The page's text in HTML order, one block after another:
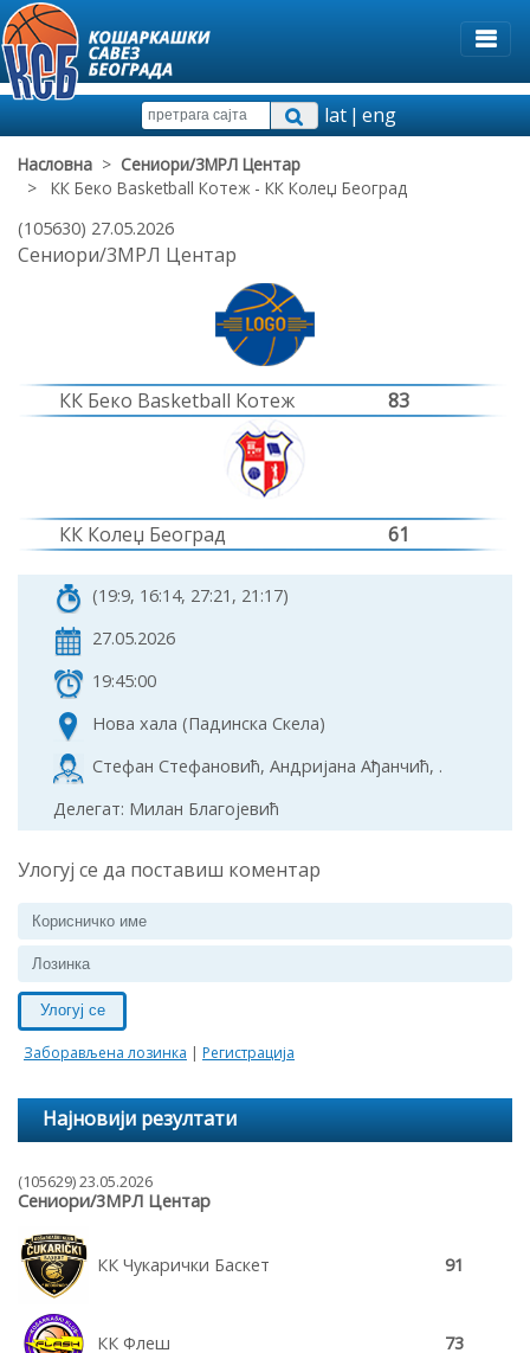
lat|eng
Насловна > Сениори/3МРЛ Центар
> КК Беко Basketball Котеж - КК Колеџ Београд
(105630) 27.05.2026
Сениори/3МРЛ Центар
КК Беко Basketball Котеж 83
КК Колеџ Београд 61
(19:9, 16:14, 27:21, 21:17)
27.05.2026
19:45:00
Нова хала (Падинска Скела)
Стефан Стефановић, Андријана Ађанчић, .
Делегат: Милан Благојевић
Улогуј се да поставиш коментар
Улогуј се
Заборављена лозинка | Регистрација
Најновији резултати
(105629) 23.05.2026
Сениори/3МРЛ Центар
КК Чукарички Баскет 91
КК Флеш 73